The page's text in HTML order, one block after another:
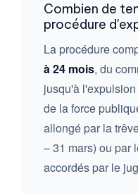
Combien de
procédure
La procédure
à 24 mois, du
jusqu'à
de la force
allongé par la
– 31 mars) ou par
accordés par le